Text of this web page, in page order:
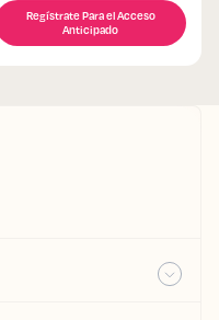
Regístrate Para el Acceso
Anticipado